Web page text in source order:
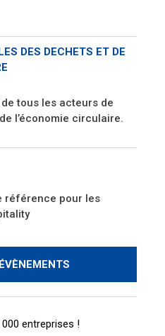
DES DECHETS ET DE
tous les acteurs de
l’économie circulaire.
référence pour les